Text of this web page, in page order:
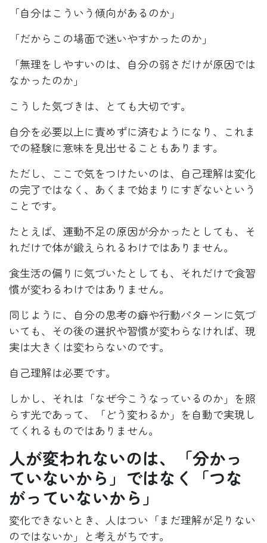
「自分はこういう傾向があるのか」
「だからこの場面で迷いやすかったのか」
「無理をしやすいのは、自分の弱さだけが原因では
なかったのか」
こうした気づきは、とても大切です。
自分を必要以上に責めずに済むようになり、これま
での経験に意味を見出せることもあります。
ただし、ここで気をつけたいのは、自己理解は変化
の完了ではなく、あくまで始まりにすぎないという
ことです。
たとえば、運動不足の原因が分かったとしても、そ
れだけで体が鍛えられるわけではありません。
食生活の偏りに気づいたとしても、それだけで食習
慣が変わるわけではありません。
同じように、自分の思考の癖や行動パターンに気づ
いても、その後の選択や習慣が変わらなければ、現
実は大きくは変わらないのです。
自己理解は必要です。
しかし、それは「なぜ今こうなっているのか」を照
らす光であって、「どう変わるか」を自動で実現し
てくれるものではありません。
人が変われないのは、「分かっ
ていないから」ではなく「つな
がっていないから」
変化できないとき、人はつい「まだ理解が足りない
のではないか」と考えがちです。